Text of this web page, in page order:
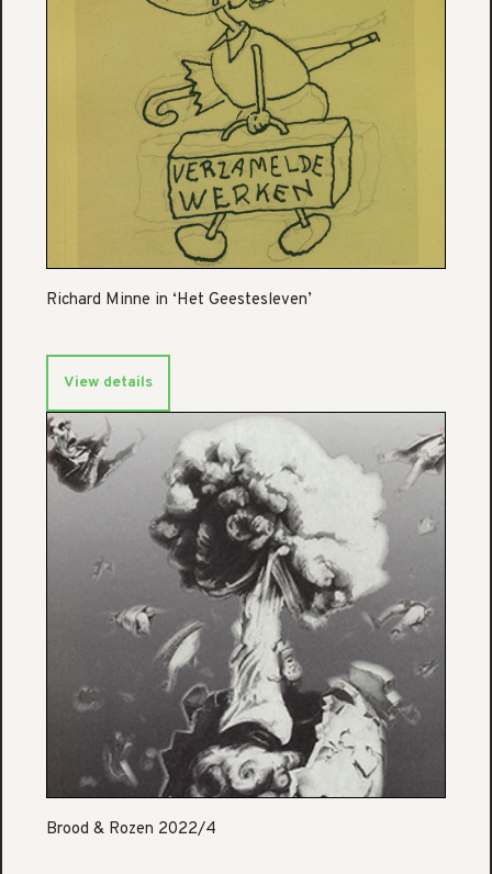
Richard Minne in ‘Het Geestesleven’
View details
Brood & Rozen 2022/4